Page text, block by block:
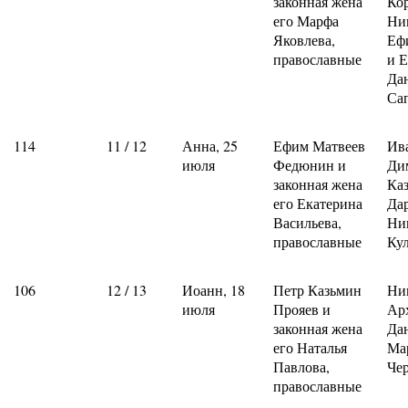
его Марфа
Яковлева,
православные
и
114 11 / 12
Анна, 25
июля
Ефим Матвеев
Федюнин и
законная жена
его Екатерина
Васильева,
православные
106 12 / 13
Иоанн, 18
июля
Петр Казьмин
Прояев и
законная жена
его Наталья
Павлова,
православные